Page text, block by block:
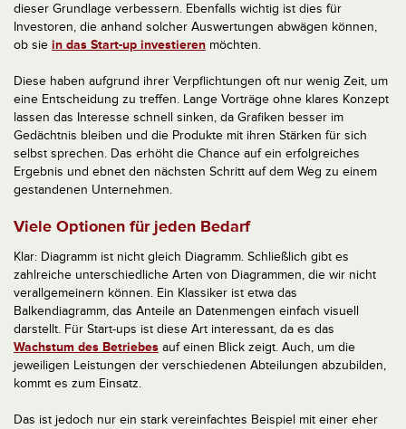
dieser Grundlage verbessern. Ebenfalls wichtig ist dies für
Investoren, die anhand solcher Auswertungen abwägen können,
ob sie in das Start-up investieren möchten.
Diese haben aufgrund ihrer Verpflichtungen oft nur wenig Zeit, um
eine Entscheidung zu treffen. Lange Vorträge ohne klares Konzept
lassen das Interesse schnell sinken, da Grafiken besser im
Gedächtnis bleiben und die Produkte mit ihren Stärken für sich
selbst sprechen. Das erhöht die Chance auf ein erfolgreiches
Ergebnis und ebnet den nächsten Schritt auf dem Weg zu einem
gestandenen Unternehmen.
Viele Optionen für jeden Bedarf
Klar: Diagramm ist nicht gleich Diagramm. Schließlich gibt es
zahlreiche unterschiedliche Arten von Diagrammen, die wir nicht
verallgemeinern können. Ein Klassiker ist etwa das
Balkendiagramm, das Anteile an Datenmengen einfach visuell
darstellt. Für Start-ups ist diese Art interessant, da es das
Wachstum des Betriebes auf einen Blick zeigt. Auch, um die
jeweiligen Leistungen der verschiedenen Abteilungen abzubilden,
kommt es zum Einsatz.
Das ist jedoch nur ein stark vereinfachtes Beispiel mit einer eher